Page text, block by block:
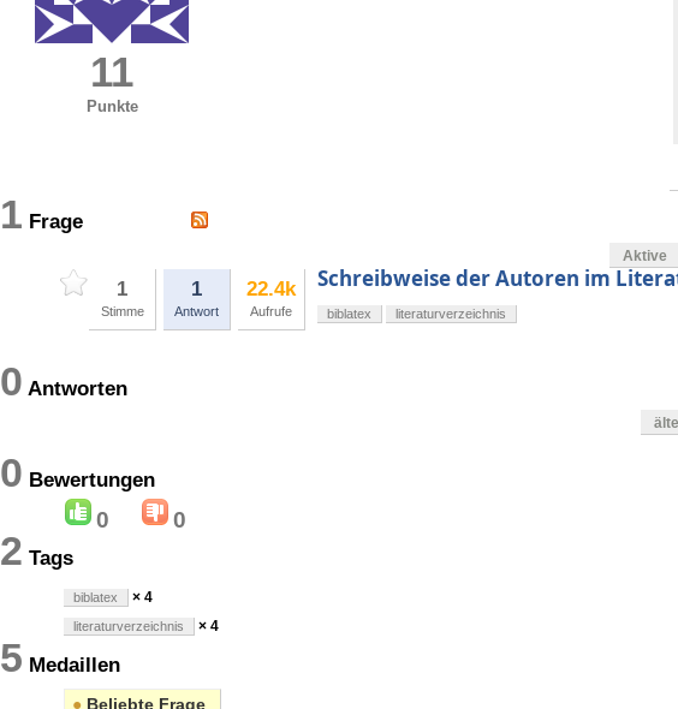
11
Punkte
1 Frage
Aktive
1
Stimme
1
Antwort
22.4k
Aufrufe
Schreibweise der Autoren im
biblatex literaturverzeichnis
0 Antworten
0 Bewertungen
0 0
2 Tags
biblatex × 4
literaturverzeichnis × 4
5 Medaillen
● Beliebte Frage